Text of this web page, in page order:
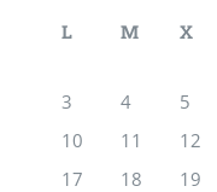
L
M X
3
4 5
10
11 12
17
18 19